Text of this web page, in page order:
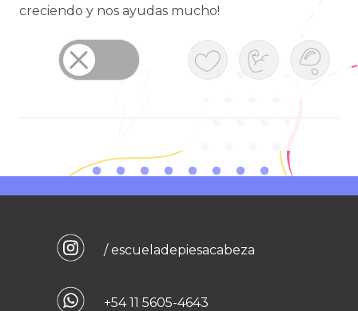
creciendo y nos ayudas mucho!
/ escueladepiesacabeza
+54 11 5605-4643